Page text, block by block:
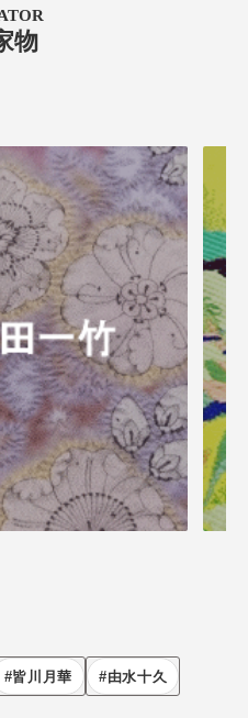
物
皆川月華 由水十久